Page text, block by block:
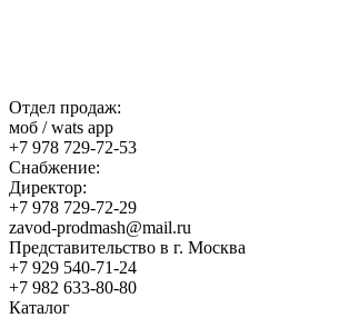
Отдел продаж:
моб / wats app
+7 978 729-72-53
Снабжение:
Директор:
+7 978 729-72-29
zavod-prodmash@mail.ru
Представительство в г. Москва
+7 929 540-71-24
+7 982 633-80-80
Каталог